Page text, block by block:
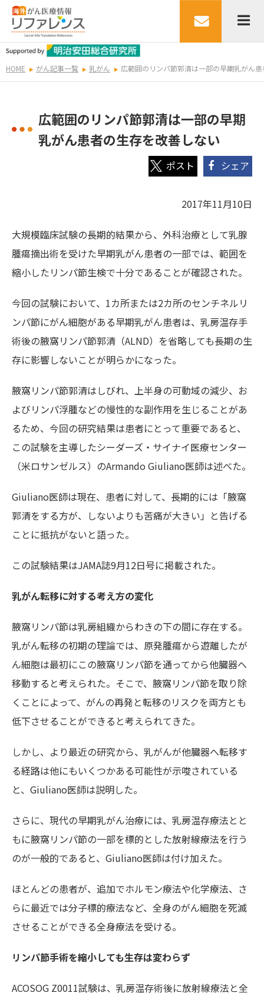
HOME がん記事一覧 乳がん 広範囲のリンパ節郭清は一部の早期乳がん
広範囲のリンパ節郭清は一部の早期
乳がん患者の生存を改善しない
シェア
2017年11月10日
大規模臨床試験の長期的結果から、外科治療として乳腺
腫瘍摘出術を受けた早期乳がん患者の一部では、範囲を
縮小したリンパ節生検で十分であることが確認された。
今回の試験において、1カ所または2カ所のセンチネルリ
ンパ節にがん細胞がある早期乳がん患者は、乳房温存手
術後の腋窩リンパ節郭清（ALND）を省略しても長期の生
存に影響しないことが明らかになった。
腋窩リンパ節郭清はしびれ、上半身の可動域の減少、お
よびリンパ浮腫などの慢性的な副作用を生じることがあ
るため、今回の研究結果は患者にとって重要であると、
この試験を主導したシーダーズ・サイナイ医療センター
（米ロサンゼルス）のArmando Giuliano医師は述べた。
Giuliano医師は現在、患者に対して、長期的には「腋窩
郭清をする方が、しないよりも苦痛が大きい」と告げる
ことに抵抗がないと語った。
この試験結果はJAMA誌9月12日号に掲載された。
乳がん転移に対する考え方の変化
腋窩リンパ節は乳房組織からわきの下の間に存在する。
乳がん転移の初期の理論では、原発腫瘍から遊離したが
ん細胞は最初にこの腋窩リンパ節を通ってから他臓器へ
移動すると考えられた。そこで、腋窩リンパ節を取り除
くことによって、がんの再発と転移のリスクを両方とも
低下させることができると考えられてきた。
しかし、より最近の研究から、乳がんが他臓器へ転移す
る経路は他にもいくつかある可能性が示唆されている
と、Giuliano医師は説明した。
さらに、現代の早期乳がん治療には、乳房温存療法とと
もに腋窩リンパ節の一部を標的とした放射線療法を行う
のが一般的であると、Giuliano医師は付け加えた。
ほとんどの患者が、追加でホルモン療法や化学療法、さ
らに最近では分子標的療法など、全身のがん細胞を死滅
させることができる全身療法を受ける。
リンパ節手術を縮小しても生存は変わらず
ACOSOG Z0011試験は、乳房温存術後に放射線療法と全